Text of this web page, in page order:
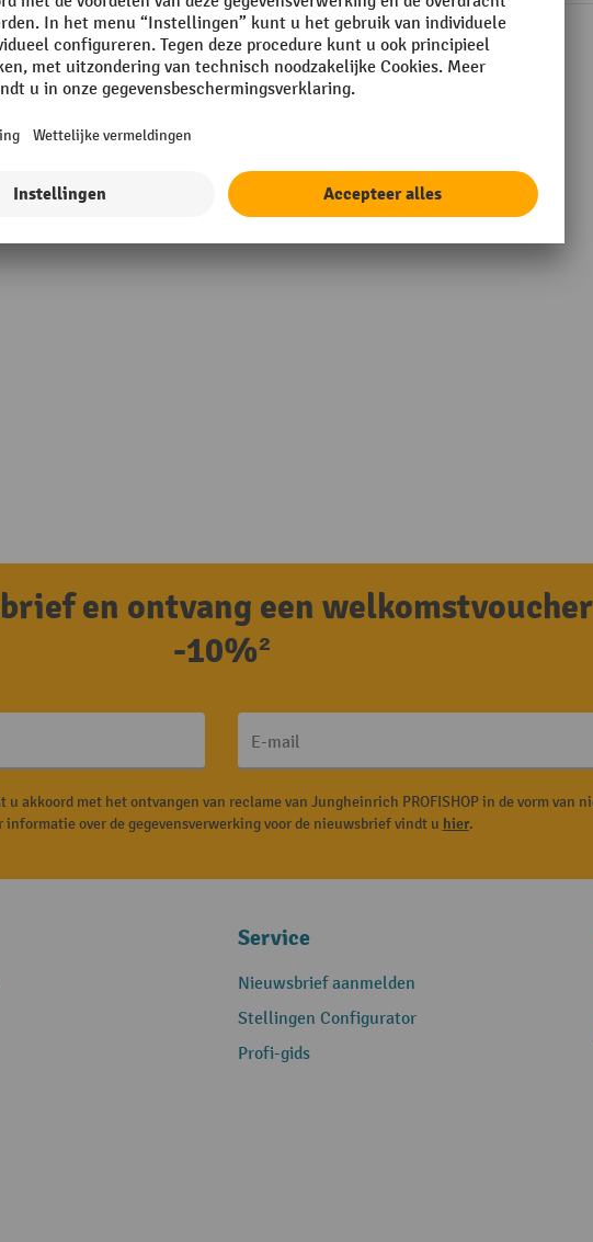
Toon alle technische details
en ontvang een
-10%²
E-mail
akkoord met het ontvangen van reclame van Jungheinrich PROFISHOP in de vorm van
informatie over de gegevensverwerking voor de nieuwsbrief vindt u hier.
Service
Nieuwsbrief aanmelden
Stellingen Configurator
Profi-gids